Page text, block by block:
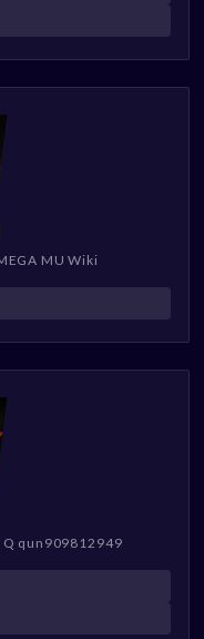
MU Wiki
Q qun909812949